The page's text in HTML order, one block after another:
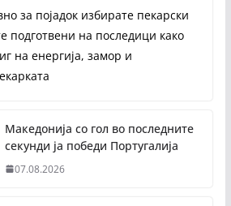
за појадок избирате пекарски
подготвени на последици како
на енергија, замор и
Македонија со гол во последните
секунди ја победи Португалија
07.08.2026